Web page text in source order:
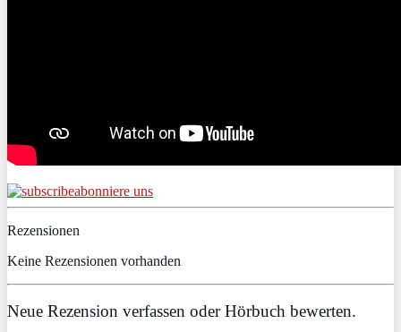
abonniere uns
Rezensionen
Keine Rezensionen vorhanden
Neue Rezension verfassen oder Hörbuch bewerten.